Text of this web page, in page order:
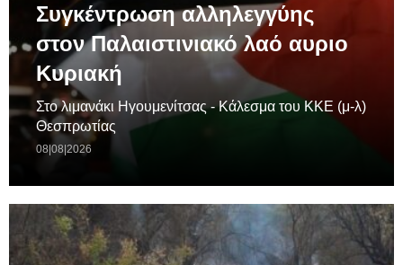
Συγκέντρωση αλληλεγγύης
στον Παλαιστινιακό λαό αυριο
Κυριακή
Στο λιμανάκι Ηγουμενίτσας - Κάλεσμα του ΚΚΕ (μ-λ)
Θεσπρωτίας
08|08|2026